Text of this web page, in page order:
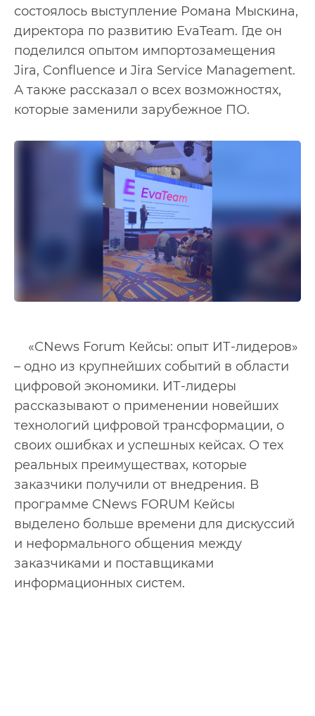
состоялось выступление Романа Мыскина,
директора по развитию EvaTeam. Где он
поделился опытом импортозамещения
Jira, Confluence и Jira Service Management.
А также рассказал о всех возможностях,
которые заменили зарубежное ПО.
«CNews Forum Кейсы: опыт ИТ-лидеров»
– одно из крупнейших событий в области
цифровой экономики. ИТ-лидеры
рассказывают о применении новейших
технологий цифровой трансформации, о
своих ошибках и успешных кейсах. О тех
реальных преимуществах, которые
заказчики получили от внедрения. В
программе CNews FORUM Кейсы
выделено больше времени для дискуссий
и неформального общения между
заказчиками и поставщиками
информационных систем.